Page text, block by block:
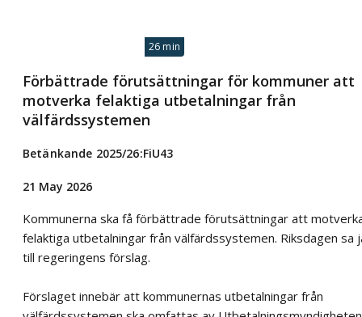
26 min
Förbättrade förutsättningar för kommuner att
motverka felaktiga utbetalningar från
välfärdssystemen
Betänkande 2025/26:FiU43
21 May 2026
Kommunerna ska få förbättrade förutsättningar att
felaktiga utbetalningar från välfärdssystemen. Riksdagen sa
till regeringens förslag.
Förslaget innebär att kommunernas utbetalningar från